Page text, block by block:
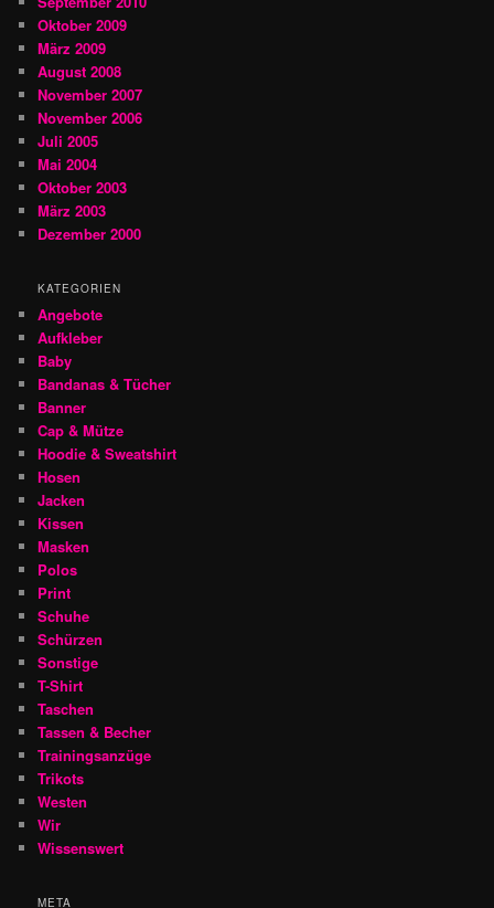
Oktober 2009
März 2009
August 2008
November 2007
November 2006
Juli 2005
Mai 2004
Oktober 2003
März 2003
Dezember 2000
KATEGORIEN
Angebote
Aufkleber
Baby
Bandanas & Tücher
Banner
Cap & Mütze
Hoodie & Sweatshirt
Hosen
Jacken
Kissen
Masken
Polos
Print
Schuhe
Schürzen
Sonstige
T-Shirt
Taschen
Tassen & Becher
Trainingsanzüge
Trikots
Westen
Wir
Wissenswert
META